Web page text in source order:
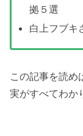
拠５選
白上フブキ
この記事を読め
実がすべてわか